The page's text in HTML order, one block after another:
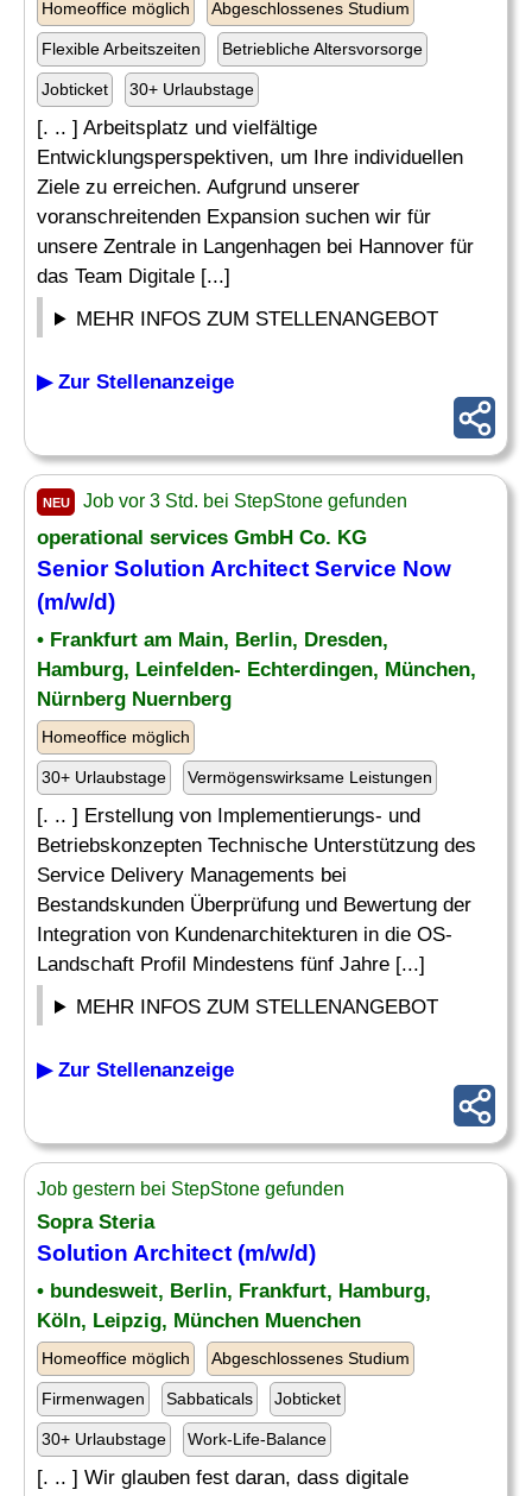
Homeoffice möglich Abgeschlossenes Studium
Flexible Arbeitszeiten Betriebliche Altersvorsorge
Jobticket 30+ Urlaubstage
[. .. ] Arbeitsplatz und vielfältige
Entwicklungsperspektiven, um Ihre individuellen
Ziele zu erreichen. Aufgrund unserer
voranschreitenden Expansion suchen wir für
unsere Zentrale in Langenhagen bei Hannover für
das Team Digitale [...]
MEHR INFOS ZUM STELLENANGEBOT
▶ Zur Stellenanzeige
NEU Job vor 3 Std. bei StepStone gefunden
operational services GmbH Co. KG
SeniorSolution Architect Service Now
(m/w/d)
• Frankfurt am Main, Berlin, Dresden,
Hamburg, Leinfelden- Echterdingen, München,
Nürnberg Nuernberg
Homeoffice möglich
30+ Urlaubstage Vermögenswirksame Leistungen
[. .. ] Erstellung von Implementierungs- und
Betriebskonzepten Technische Unterstützung des
Service Delivery Managements bei
Bestandskunden Überprüfung und Bewertung der
Integration von Kundenarchitekturen in die OS-
Landschaft Profil Mindestens fünf Jahre [...]
MEHR INFOS ZUM STELLENANGEBOT
▶ Zur Stellenanzeige
Job gestern bei StepStone gefunden
Sopra Steria
Solution Architect (m/w/d)
• bundesweit, Berlin, Frankfurt, Hamburg,
Köln, Leipzig, München Muenchen
Homeoffice möglich Abgeschlossenes Studium
Firmenwagen Sabbaticals Jobticket
30+ Urlaubstage Work-Life-Balance
[. .. ] Wir glauben fest daran, dass digitale